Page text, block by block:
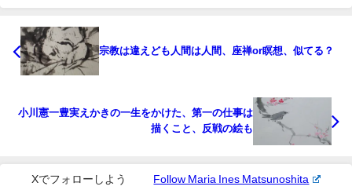
宗教は違えども人間は人間、座禅or瞑想、似てる？
小川憲一豊実えかきの一生をかけた、第一の仕事は
描くこと、反戦の絵も
Xでフォローしよう Follow Maria Ines Matsunoshita